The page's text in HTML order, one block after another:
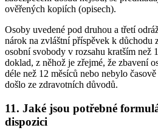
ověřených kopiích (opisech).
Osoby uvedené pod druhou a třetí
nárok na zvláštní příspěvek k důchodu
osobní svobody v rozsahu kratším než
doklad, z něhož je zřejmé, že zbavení
déle než 12 měsíců nebo nebylo
došlo ze zdravotních důvodů.
11. Jaké jsou potřebné
dispozici